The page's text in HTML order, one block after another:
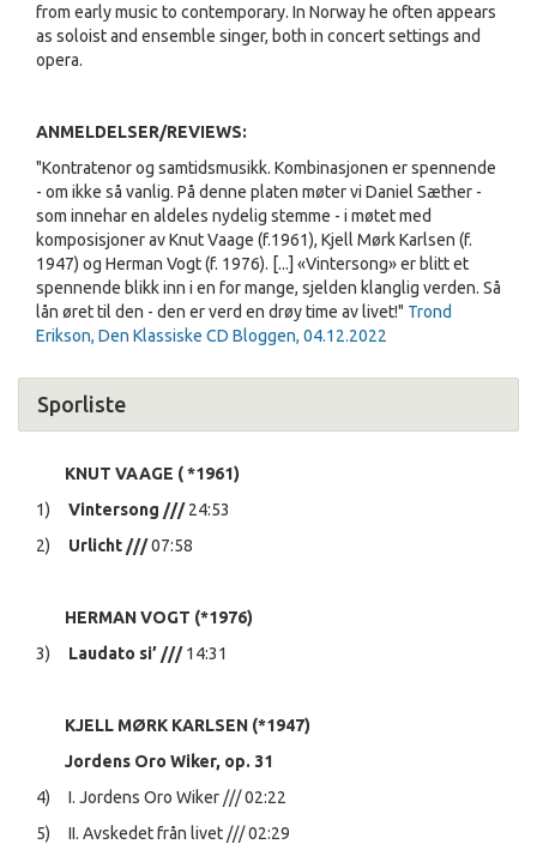
from early music to contemporary. In Norway he often appears
as soloist and ensemble singer, both in concert settings and
opera.
ANMELDELSER/REVIEWS:
"Kontratenor og samtidsmusikk. Kombinasjonen er spennende
- om ikke så vanlig. På denne platen møter vi Daniel Sæther -
som innehar en aldeles nydelig stemme - i møtet med
komposisjoner av Knut Vaage (f.1961), Kjell Mørk Karlsen (f.
1947) og Herman Vogt (f. 1976). [...] «Vintersong» er blitt et
spennende blikk inn i en for mange, sjelden klanglig verden. Så
lån øret til den - den er verd en drøy time av livet!" Trond
Erikson, Den Klassiske CD Bloggen, 04.12.2022
Sporliste
KNUT VAAGE ( *1961)
1) Vintersong ///24:53
2) Urlicht ///07:58
HERMAN VOGT (*1976)
3) Laudato si’ ///14:31
KJELL MØRK KARLSEN (*1947)
Jordens Oro Wiker, op. 31
4) I. Jordens Oro Wiker /// 02:22
5) II. Avskedet från livet /// 02:29